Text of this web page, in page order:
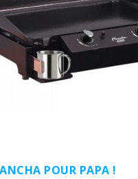
POUR PAPA !